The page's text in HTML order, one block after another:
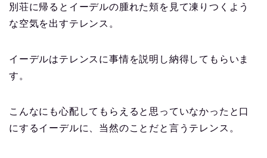
別荘に帰るとイーデルの腫れた頬を見て凍りつくよう
な空気を出すテレンス。
イーデルはテレンスに事情を説明し納得してもらいま
す。
こんなにも心配してもらえると思っていなかったと口
にするイーデルに、当然のことだと言うテレンス。